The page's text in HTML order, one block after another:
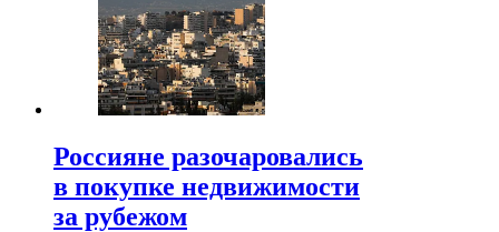
Россияне разочаровались
в покупке недвижимости
за рубежом